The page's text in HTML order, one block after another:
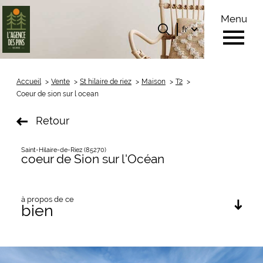
Menu
Langue
fr
fr
Accueil Vente St hilaire de riez Maison
T2
Coeur de sion sur l ocean
Retour
Saint-Hilaire-de-Riez (85270)
coeur de Sion sur l'Océan
à propos de ce
bien